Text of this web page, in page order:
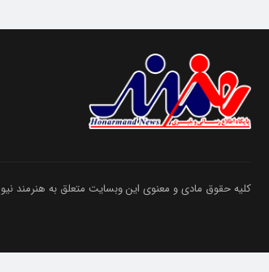
کلیه حقوق مادی و معنوی این وبسایت متعلق به هنرمند